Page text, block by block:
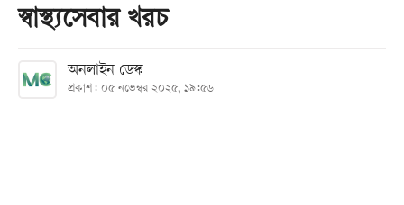
সব
স্বাস্থ্যসেবার খরচ
অনলাইন ডেস্ক
প্রকাশ: ০৫ নভেম্বর ২০২৫, ১৯:৫৬